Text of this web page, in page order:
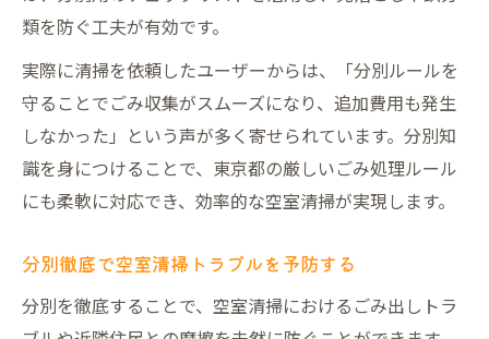
類を防ぐ工夫が有効です。
実際に清掃を依頼したユーザーからは、「分別ルールを
守ることでごみ収集がスムーズになり、追加費用も発生
しなかった」という声が多く寄せられています。分別知
識を身につけることで、東京都の厳しいごみ処理ルール
にも柔軟に対応でき、効率的な空室清掃が実現します。
分別徹底で空室清掃トラブルを予防する
分別を徹底することで、空室清掃におけるごみ出しトラ